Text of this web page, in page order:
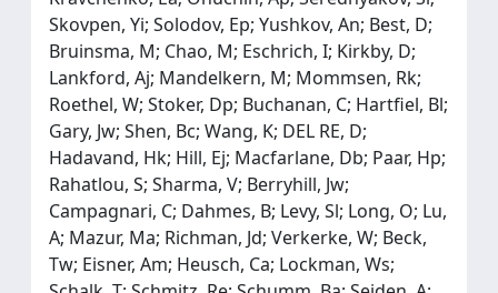
Skovpen, Yi; Solodov, Ep; Yushkov, An; Best, D;
Bruinsma, M; Chao, M; Eschrich, I; Kirkby, D;
Lankford, Aj; Mandelkern, M; Mommsen, Rk;
Roethel, W; Stoker, Dp; Buchanan, C; Hartfiel, Bl;
Gary, Jw; Shen, Bc; Wang, K; DEL RE, D;
Hadavand, Hk; Hill, Ej; Macfarlane, Db; Paar, Hp;
Rahatlou, S; Sharma, V; Berryhill, Jw;
Campagnari, C; Dahmes, B; Levy, Sl; Long, O; Lu,
A; Mazur, Ma; Richman, Jd; Verkerke, W; Beck,
Tw; Eisner, Am; Heusch, Ca; Lockman, Ws;